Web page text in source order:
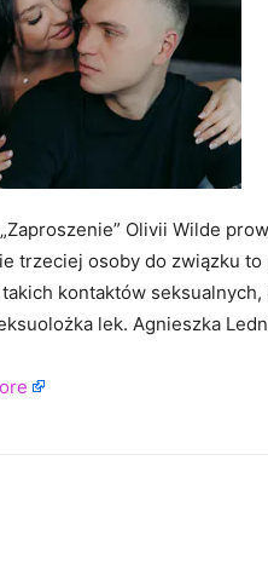
Olivii Wilde
trzeciej osoby do związku
kontaktów
lek. Agnieszka